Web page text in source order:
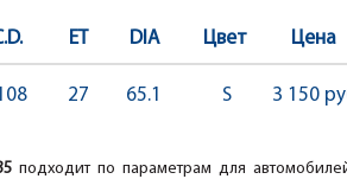
ET DIA Цвет Цена
27 65.1 S 3 150
подходит по параметрам для